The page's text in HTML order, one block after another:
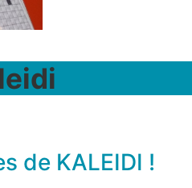
de KALEIDI !